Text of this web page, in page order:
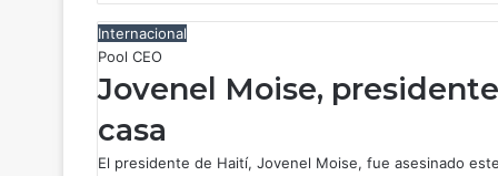
Internacional
Pool CEO
Jovenel Moise,
casa
El presidente de Haití, Jovenel Moise, fue asesinado